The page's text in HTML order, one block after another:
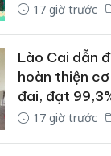
17 giờ trước
Lào Cai dẫn
hoàn thiện
đai, đạt
17 giờ trước